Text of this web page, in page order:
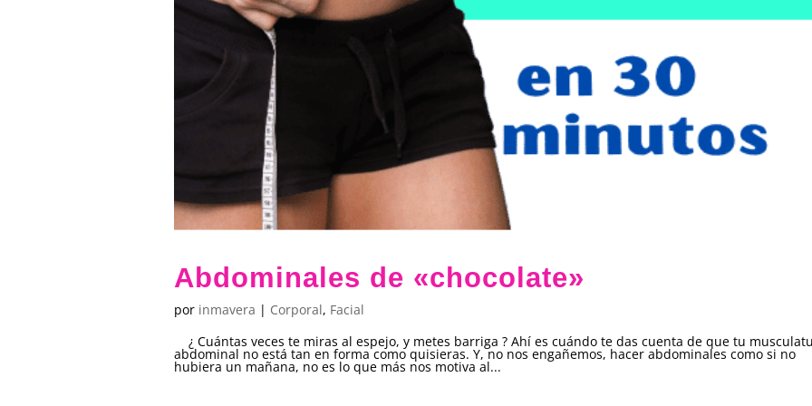
Abdominales de «chocolate»
por inmavera | Corporal, Facial
¿ Cuántas veces te miras al espejo, y metes barriga ? Ahí es cuándo te das cuenta de que tu
abdominal no está tan en forma como quisieras. Y, no nos engañemos, hacer abdominales como si no
hubiera un mañana, no es lo que más nos motiva al...